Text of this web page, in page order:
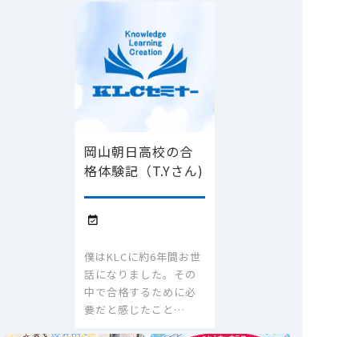
岡山朝日高校の合
格体験記（T.Yさん)

僕はKLCに約6年間お世
話になりました。その
中で合格するために必
要だと感じたこと…